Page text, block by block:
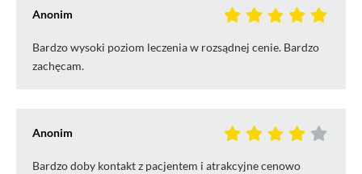
Anonim
Bardzo wysoki poziom leczenia w rozsądnej cenie. Bardzo
zachęcam.
Anonim
Bardzo doby kontakt z pacjentem i atrakcyjne cenowo